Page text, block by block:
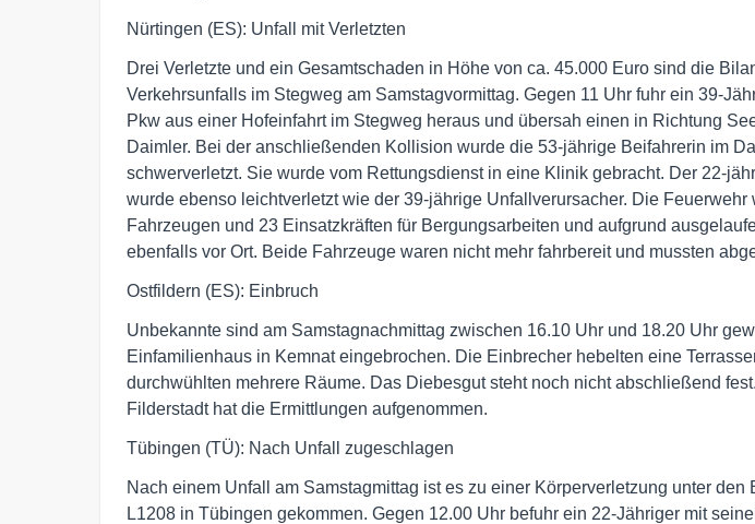
Nürtingen (ES): Unfall mit Verletzten
Drei Verletzte und ein Gesamtschaden in Höhe von ca. 45.000 Euro sind die
Verkehrsunfalls im Stegweg am Samstagvormittag. Gegen 11 Uhr fuhr ein 39-
Pkw aus einer Hofeinfahrt im Stegweg heraus und übersah einen in Richtung
Daimler. Bei der anschließenden Kollision wurde die 53-jährige Beifahrerin im
schwerverletzt. Sie wurde vom Rettungsdienst in eine Klinik gebracht. Der 22-
wurde ebenso leichtverletzt wie der 39-jährige Unfallverursacher. Die Feuerwehr
Fahrzeugen und 23 Einsatzkräften für Bergungsarbeiten und aufgrund
ebenfalls vor Ort. Beide Fahrzeuge waren nicht mehr fahrbereit und mussten
Ostfildern (ES): Einbruch
Unbekannte sind am Samstagnachmittag zwischen 16.10 Uhr und 18.20 Uhr
Einfamilienhaus in Kemnat eingebrochen. Die Einbrecher hebelten eine
durchwühlten mehrere Räume. Das Diebesgut steht noch nicht abschließend
Filderstadt hat die Ermittlungen aufgenommen.
Tübingen (TÜ): Nach Unfall zugeschlagen
Nach einem Unfall am Samstagmittag ist es zu einer Körperverletzung unter den
L1208 in Tübingen gekommen. Gegen 12.00 Uhr befuhr ein 22-Jähriger mit